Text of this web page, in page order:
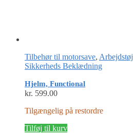
Tilbehør til motorsave, Arbejdstøj
Sikkerheds Beklædning
Hjelm, Functional
kr. 599.00
Tilgængelig på restordre
Tilføj til kurv